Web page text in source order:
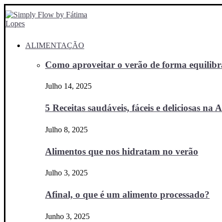
ALIMENTAÇÃO
Como aproveitar o verão de forma
Julho 14, 2025
5 Receitas saudáveis, fáceis e deliciosas na
Julho 8, 2025
Alimentos que nos hidratam no verão
Julho 3, 2025
Afinal, o que é um alimento processado?
Junho 3, 2025